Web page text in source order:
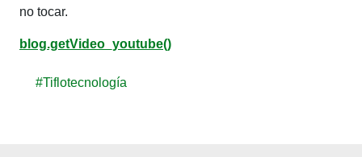
no tocar.
blog.getVideo_youtube()
#Tiflotecnología